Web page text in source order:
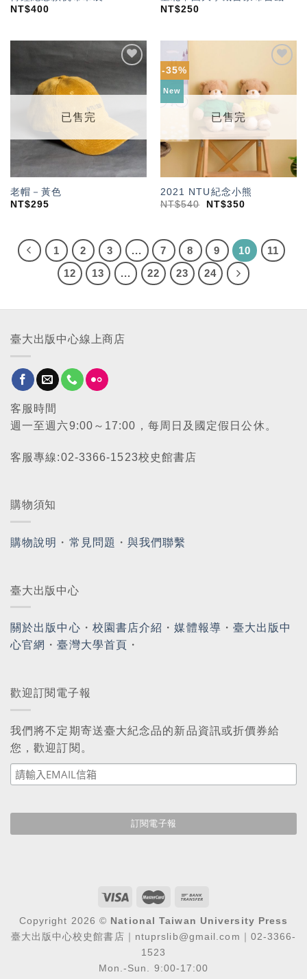
NT$400
NT$250
望輕
已售完
老帽－黃色
NT$295
-35%
New
望輕
已售完
2021 NTU紀念小熊
NT$540 NT$350
1 2 3 ... 7 8 9 10
11
12
13 ... 22 23 24
臺大出版中心線上商店
客服時間
週一至週六9:00～17:00，每周日及國定假日公休。
客服專線:02-3366-1523校史館書店
購物須知
購物說明 ・ 常見問題 ・與我們聯繫
臺大出版中心
關於出版中心 ・ 校園書店介紹 ・媒體報導 ・ 臺大出版中
心官網 ・臺灣大學首頁 ・
歡迎訂閱電子報
我們將不定期寄送臺大紀念品的新品資訊或折價券給
您，歡迎訂閱。
Copyright 2026 © National Taiwan University Press
臺大出版中心校史館書店｜ntuprslib@gmail.com｜02-3366-
1523
Mon.-Sun. 9:00-17:00